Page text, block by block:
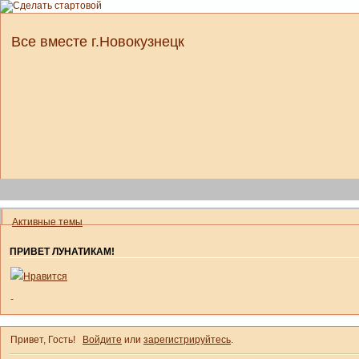
Все вместе г.Новокузнецк
Активные темы
ПРИВЕТ ЛУНАТИКАМ!
Нравится
-
Привет, Гость! Войдите или зарегистрируйтесь.